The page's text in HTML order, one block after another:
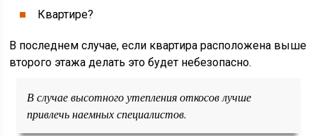
Квартире?
В последнем случае, если квартира расположена выше
второго этажа делать это будет небезопасно.
В случае высотного утепления откосов лучше
привлечь наемных специалистов.